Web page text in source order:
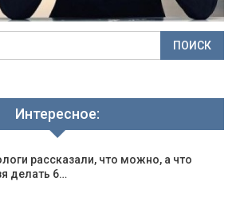
Интересное:
рассказали, что можно, а что
делать 6…